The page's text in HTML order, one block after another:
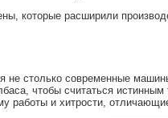
которые расширили
не столько современные
чтобы считаться
работы и хитрости,